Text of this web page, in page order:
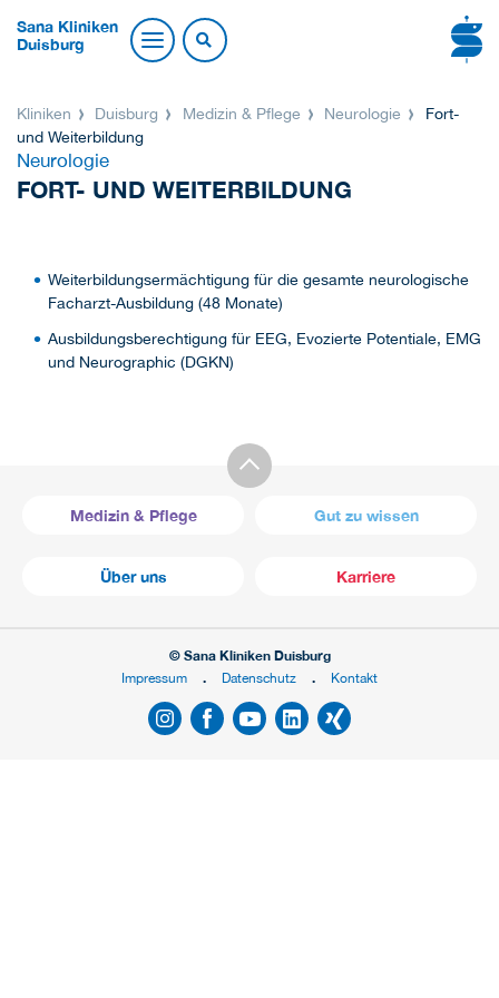
Sana Kliniken
Duisburg
Kliniken Duisburg Medizin & Pflege Neurologie
Fort-
und Weiterbildung
Neurologie
FORT- UND WEITERBILDUNG
Weiterbildungsermächtigung für die gesamte neurologische
Facharzt-Ausbildung (48 Monate)
Ausbildungsberechtigung für EEG, Evozierte Potentiale, EMG
und Neurographic (DGKN)
Medizin & Pflege Gut zu wissen
Über uns Karriere
© Sana Kliniken Duisburg
Impressum
Datenschutz Kontakt